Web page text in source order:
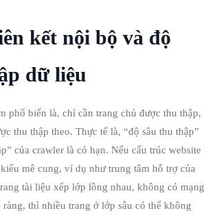
kết nội bộ và độ
dữ liệu
phổ biến là, chỉ cần trang chủ được thu thập,
thu thập theo. Thực tế là, “độ sâu thu thập”
của crawler là có hạn. Nếu cấu trúc website
mê cung, ví dụ như trung tâm hỗ trợ của
tài liệu xếp lớp lồng nhau, không có mạng
thì nhiều trang ở lớp sâu có thể không